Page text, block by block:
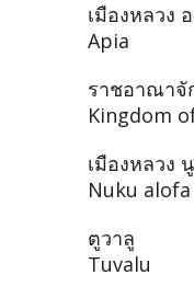
เมืองหลวง
Apia
ราชอาณาจั
Kingdom
เมืองหลวง
Nuku alofa
ตูวาลู
Tuvalu